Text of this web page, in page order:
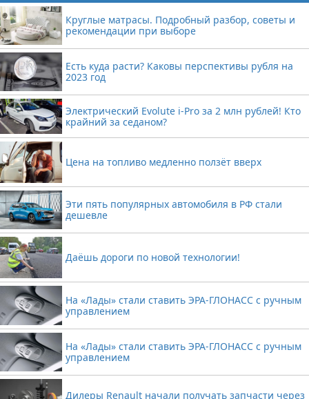
Круглые матрасы. Подробный разбор, советы и
рекомендации при выборе
Есть куда расти? Каковы перспективы рубля на
2023 год
Электрический Evolute i-Pro за 2 млн рублей! Кто
крайний за седаном?
Цена на топливо медленно ползёт вверх
Эти пять популярных автомобиля в РФ стали
дешевле
Даёшь дороги по новой технологии!
На «Лады» стали ставить ЭРА-ГЛОНАСС с ручным
управлением
На «Лады» стали ставить ЭРА-ГЛОНАСС с ручным
управлением
Дилеры Renault начали получать запчасти через